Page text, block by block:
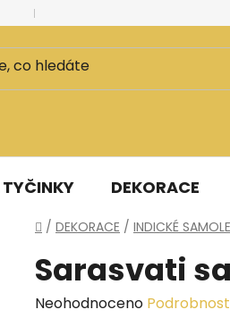
Kancelář a ateliér
DEKORACE
Domů
/ DEKORACE / INDICKÉ
Sarasvati
Průměrné
Neohodnoceno